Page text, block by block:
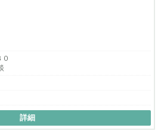
を歓迎します。
スンの実施、生徒・保護者とのコミ
発表会での引率などです。
ろん、ダンス経験を活かして子ども
レンジしたい方もぜひご応募くださ
詳細